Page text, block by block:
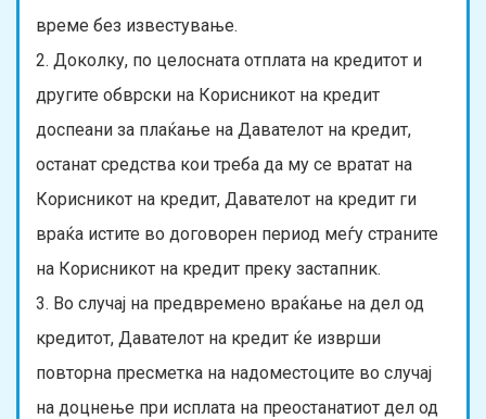
време без известување.
2. Доколку, по целосната отплата на кредитот и
другите обврски на Корисникот на кредит
доспеани за плаќање на Давателот на кредит,
останат средства кои треба да му се вратат на
Корисникот на кредит, Давателот на кредит ги
враќа истите во договорен период меѓу страните
на Корисникот на кредит преку застапник.
3. Во случај на предвремено враќање на дел од
кредитот, Давателот на кредит ќе изврши
повторна пресметка на надоместоците во случај
на доцнење при исплата на преостанатиот дел од